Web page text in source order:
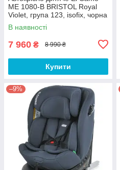
ME 1080-B BRISTOL Royal
Violet, група 123, isofix, чорна
база, льон, фіолет
В наявності
7 960 ₴ 8 990 ₴
Купити
–9%